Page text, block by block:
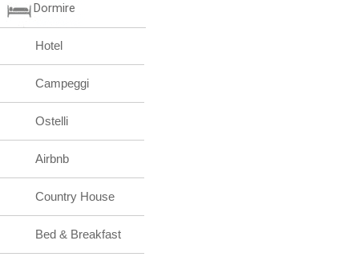
Dormire
Hotel
Campeggi
Ostelli
Airbnb
Country House
Bed & Breakfast